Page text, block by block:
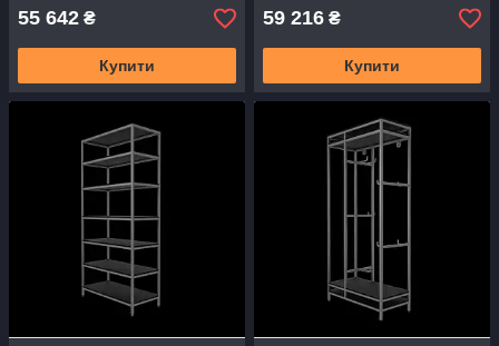
55 642 ₴
Купити
59 216 ₴
Купити